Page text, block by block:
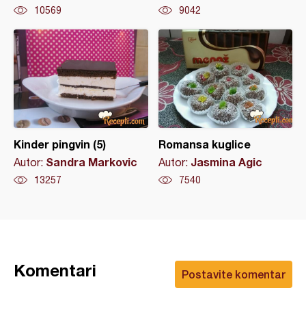
10569 9042
Kinder pingvin (5)
Autor: Sandra Markovic
13257
Romansa kuglice
Autor: Jasmina Agic
7540
Postavite komentar
Komentari